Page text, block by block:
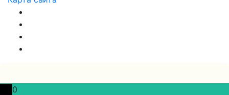
0